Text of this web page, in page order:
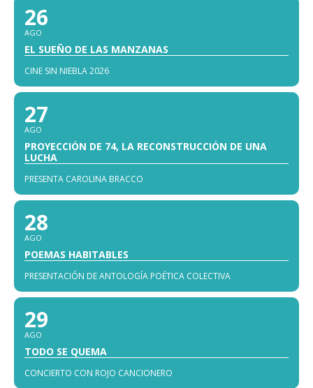
26
AGO
EL SUEÑO DE LAS MANZANAS
CINE SIN NIEBLA 2026
27
AGO
PROYECCIÓN DE 74, LA RECONSTRUCCIÓN DE UNA
LUCHA
PRESENTA CAROLINA BRACCO
28
AGO
POEMAS HABITABLES
PRESENTACIÓN DE ANTOLOGÍA POÉTICA COLECTIVA
29
AGO
TODO SE QUEMA
CONCIERTO CON ROJO CANCIONERO